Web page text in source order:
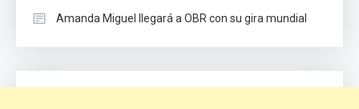
Amanda Miguel llegará a OBR con su gira mundial